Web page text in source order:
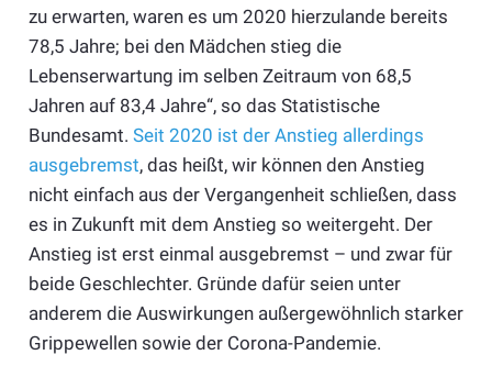
zu erwarten, waren es um 2020 hierzulande bereits
78,5 Jahre; bei den Mädchen stieg die
Lebenserwartung im selben Zeitraum von 68,5
Jahren auf 83,4 Jahre“, so das Statistische
Bundesamt. Seit 2020 ist der Anstieg allerdings
ausgebremst, das heißt, wir können den Anstieg
nicht einfach aus der Vergangenheit schließen, dass
es in Zukunft mit dem Anstieg so weitergeht. Der
Anstieg ist erst einmal ausgebremst – und zwar für
beide Geschlechter. Gründe dafür seien unter
anderem die Auswirkungen außergewöhnlich starker
Grippewellen sowie der Corona-Pandemie.